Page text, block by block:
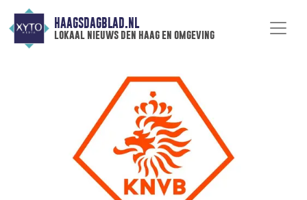
HAAGSDAGBLAD.NL
lokaal nieuws den haag en omgeving